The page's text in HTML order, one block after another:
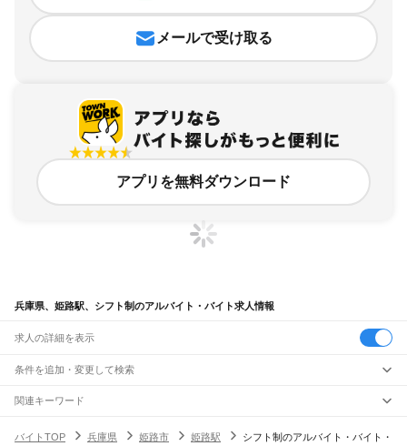
メールで受け取る
アプリを無料ダウンロード
兵庫県、姫路駅、シフト制のアルバイト・バイト求人情報
求人の詳細を表示
条件を追加・変更して検索
市区町村を追加・変更
兵庫県すべて
駅を追加・変更
関連キーワード
バイトTOP
兵庫県 姫路市 姫路駅 シフト制のアルバイト・バイト・